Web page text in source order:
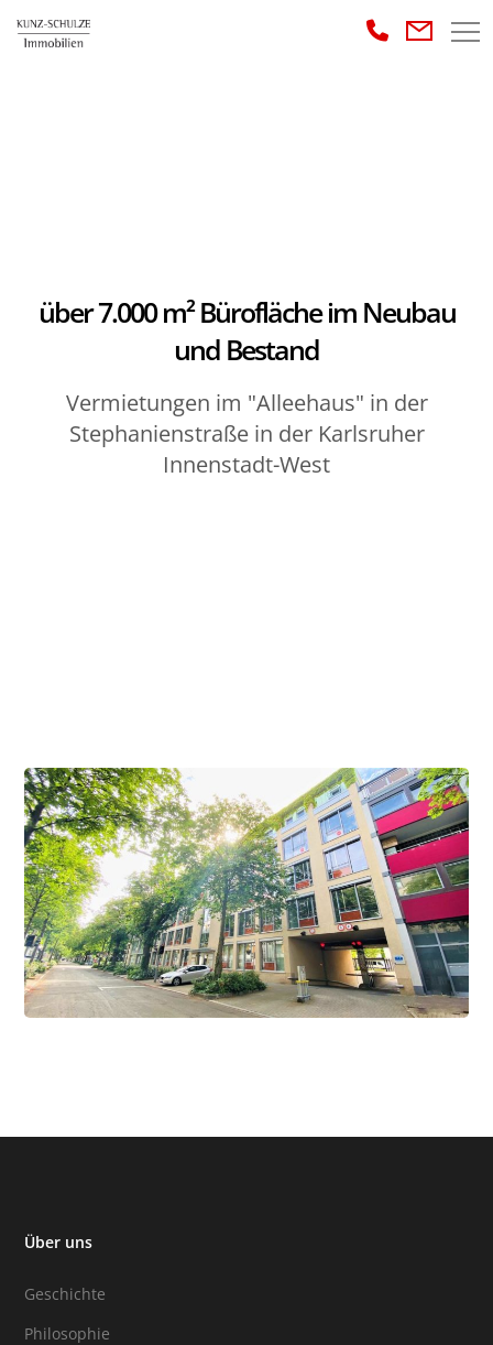
über 7.000 m² Bürofläche im Neubau
und Bestand
Vermietungen im "Alleehaus" in der
Stephanienstraße in der Karlsruher
Innenstadt-West
Über uns
Geschichte
Philosophie